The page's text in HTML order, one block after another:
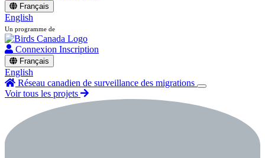
Français
English
Un programme de
Connexion Inscription
Français
English
Réseau canadien de surveillance des migrations
Voir tous les projets